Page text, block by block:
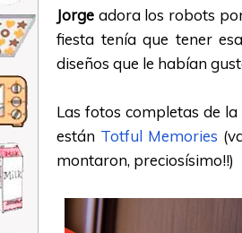
Jorge adora los robots
fiesta tenía que tener
diseños que le habían
Las fotos completas de
están Totful Memories
montaron, preciosísimo!!)